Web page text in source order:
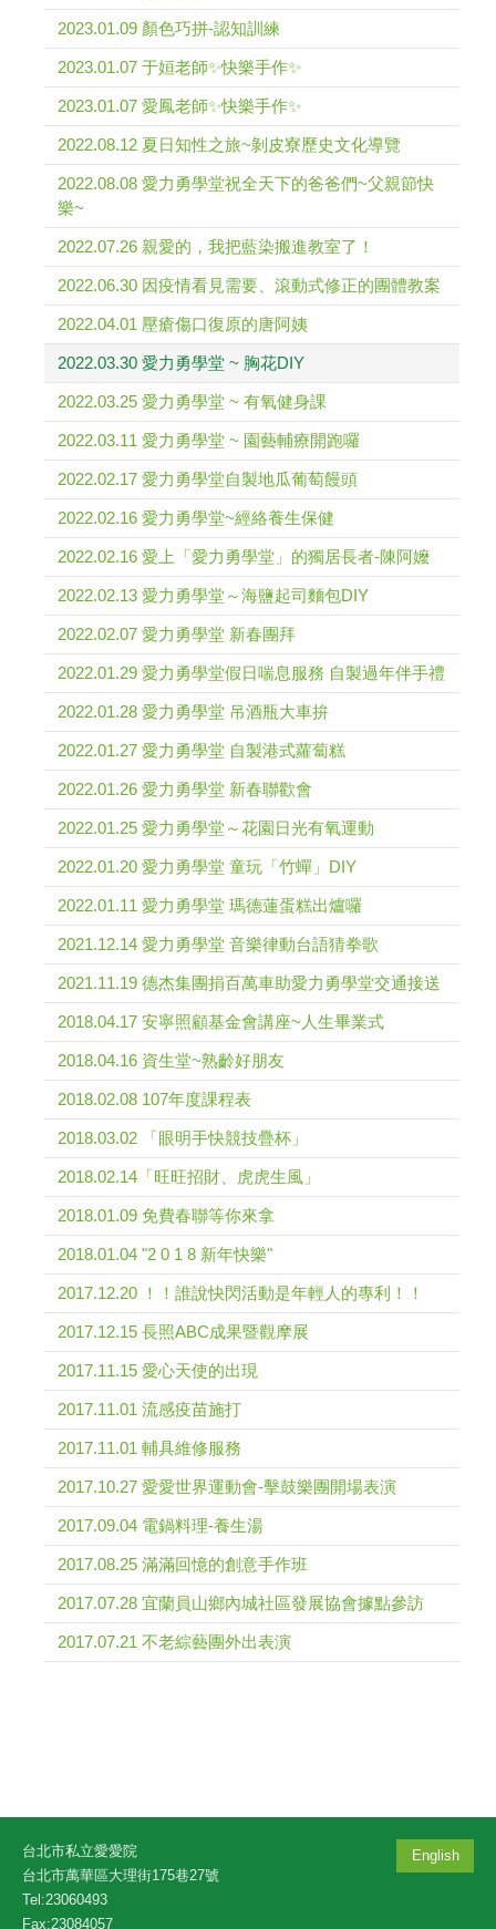
2023.01.09 顏色巧拼-認知訓練
2023.01.07 于姮老師✨快樂手作✨
2023.01.07 愛鳳老師✨快樂手作✨
2022.08.12 夏日知性之旅~剝皮寮歷史文化導覽
2022.08.08 愛力勇學堂祝全天下的爸爸們~父親節快
樂~
2022.07.26 親愛的，我把藍染搬進教室了！
2022.06.30 因疫情看見需要、滾動式修正的團體教案
2022.04.01 壓瘡傷口復原的唐阿姨
2022.03.30 愛力勇學堂 ~ 胸花DIY
2022.03.25 愛力勇學堂 ~ 有氧健身課
2022.03.11 愛力勇學堂 ~ 園藝輔療開跑囉
2022.02.17 愛力勇學堂自製地瓜葡萄饅頭
2022.02.16 愛力勇學堂~經絡養生保健
2022.02.16 愛上「愛力勇學堂」的獨居長者-陳阿嬤
2022.02.13 愛力勇學堂～海鹽起司麵包DIY
2022.02.07 愛力勇學堂 新春團拜
2022.01.29 愛力勇學堂假日喘息服務 自製過年伴手禮
2022.01.28 愛力勇學堂 吊酒瓶大車拚
2022.01.27 愛力勇學堂 自製港式蘿蔔糕
2022.01.26 愛力勇學堂 新春聯歡會
2022.01.25 愛力勇學堂～花園日光有氧運動
2022.01.20 愛力勇學堂 童玩「竹蟬」DIY
2022.01.11 愛力勇學堂 瑪德蓮蛋糕出爐囉
2021.12.14 愛力勇學堂 音樂律動台語猜拳歌
2021.11.19 德杰集團捐百萬車助愛力勇學堂交通接送
2018.04.17 安寧照顧基金會講座~人生畢業式
2018.04.16 資生堂~熟齡好朋友
2018.02.08 107年度課程表
2018.03.02 「眼明手快競技疊杯」
2018.02.14「旺旺招財、虎虎生風」
2018.01.09 免費春聯等你來拿
2018.01.04 "2 0 1 8 新年快樂"
2017.12.20 ！！誰說快閃活動是年輕人的專利！！
2017.12.15 長照ABC成果暨觀摩展
2017.11.15 愛心天使的出現
2017.11.01 流感疫苗施打
2017.11.01 輔具維修服務
2017.10.27 愛愛世界運動會-擊鼓樂團開場表演
2017.09.04 電鍋料理-養生湯
2017.08.25 滿滿回憶的創意手作班
2017.07.28 宜蘭員山鄉內城社區發展協會據點參訪
2017.07.21 不老綜藝團外出表演
台北市私立愛愛院
台北市萬華區大理街175巷27號
Tel:23060493
Fax:23084057
English